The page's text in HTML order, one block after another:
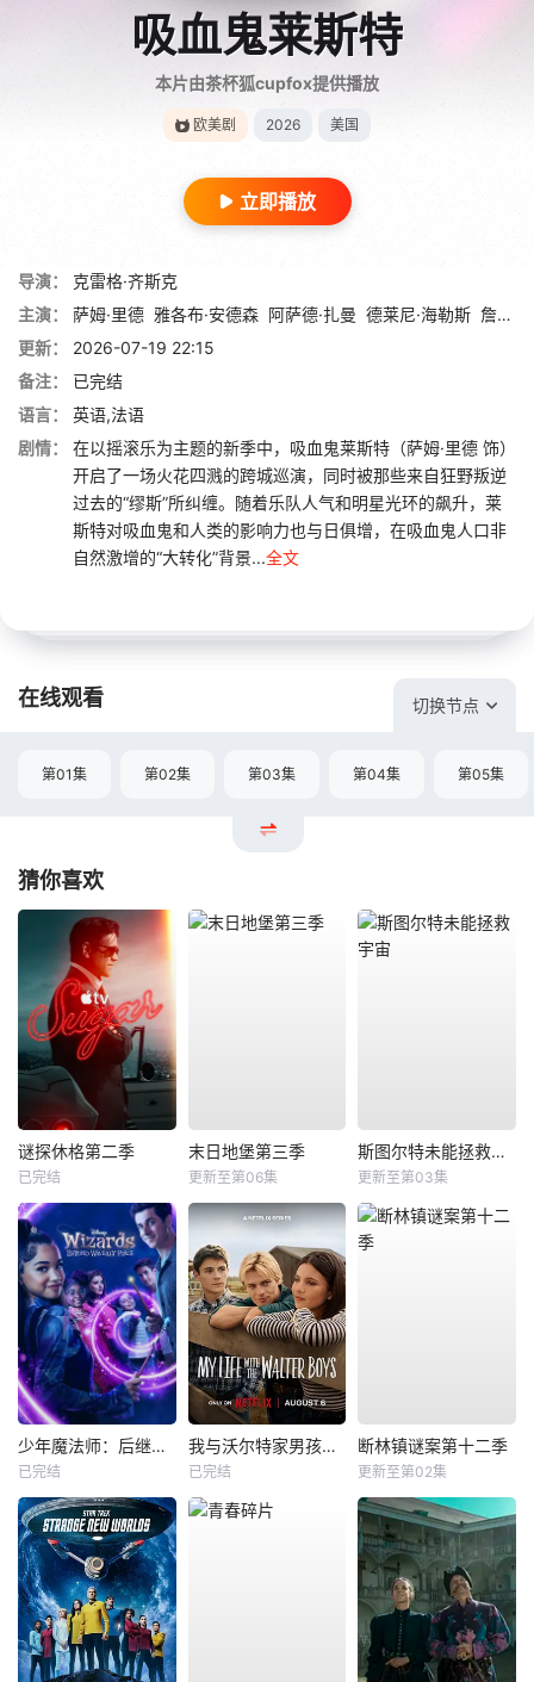
吸血鬼莱斯特
本片由茶杯狐cupfox提供播放
欧美剧 2026 美国
立即播放
导演：
克雷格·齐斯克
主演：
萨姆·里德 雅各布·安德森 阿萨德·扎曼 德莱尼·海勒斯 詹妮弗·艾莉
更新：
2026-07-19 22:15
备注：
已完结
语言：
英语,法语
剧情：
在以摇滚乐为主题的新季中，吸血鬼莱斯特（萨姆·里德 饰）
开启了一场火花四溅的跨城巡演，同时被那些来自狂野叛逆
过去的“缪斯”所纠缠。随着乐队人气和明星光环的飙升，莱
斯特对吸血鬼和人类的影响力也与日俱增，在吸血鬼人口非
自然激增的“大转化”背景...全文
在线观看 切换节点
第01集 第02集 第03集 第04集 第05集
猜你喜欢
谜探休格第二季
已完结
末日地堡第三季
更新至第06集
斯图尔特未能拯救宇宙
更新至第03集
少年魔法师：后继者第三季
已完结
我与沃尔特家男孩的生活第三季
已完结
断林镇谜案第十二季
更新至第02集